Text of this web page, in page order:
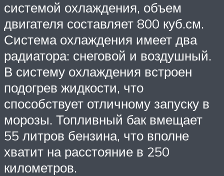
системой охлаждения, объем
двигателя составляет 800 куб.см.
Система охлаждения имеет два
радиатора: снеговой и воздушный.
В систему охлаждения встроен
подогрев жидкости, что
способствует отличному запуску в
морозы. Топливный бак вмещает
55 литров бензина, что вполне
хватит на расстояние в 250
километров.